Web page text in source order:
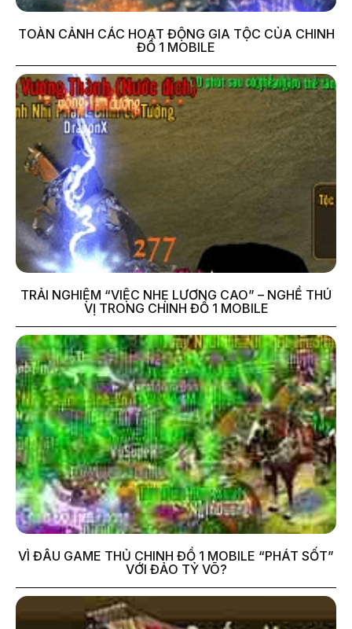
TOÀN CẢNH CÁC HOẠT ĐỘNG GIA TỘC CỦA CHINH
ĐỒ 1 MOBILE
TRẢI NGHIỆM “VIỆC NHẸ LƯƠNG CAO” – NGHỀ THÚ
VỊ TRONG CHINH ĐỒ 1 MOBILE
VÌ ĐÂU GAME THỦ CHINH ĐỒ 1 MOBILE “PHÁT SỐT”
VỚI ĐẢO TỶ VÕ?